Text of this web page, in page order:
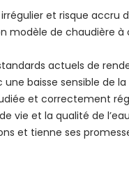
et risque accru
modèle de chaudière
actuels de
baisse sensible de la
et correctement
vie et la qualité de
et tienne ses